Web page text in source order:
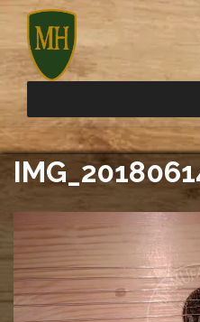
Skip
content